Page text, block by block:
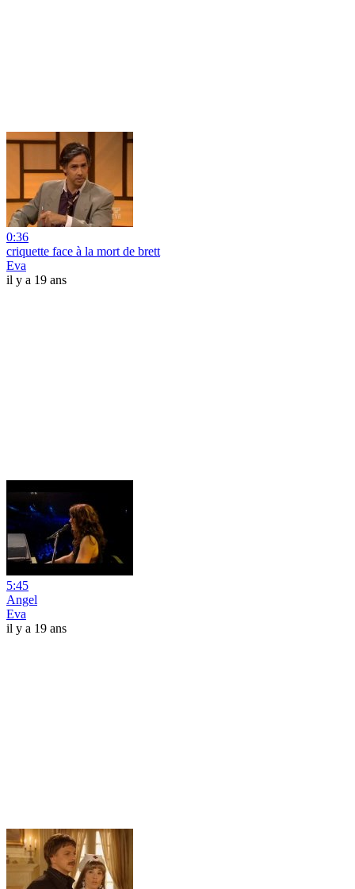
0:36
criquette face à la mort de brett
Eva
il y a 19 ans
5:45
Angel
Eva
il y a 19 ans